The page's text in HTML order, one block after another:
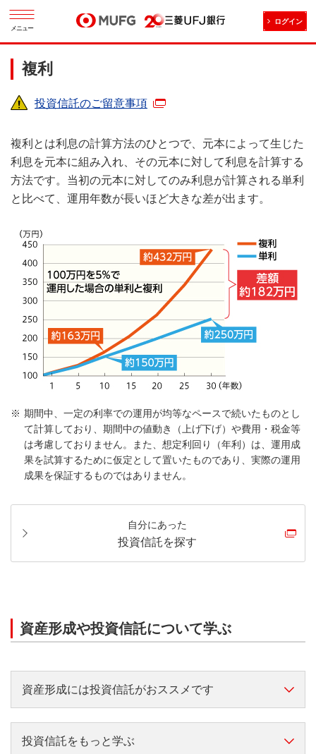
メニュー
ログイン
複利
投資信託のご留意事項
複利とは利息の計算方法のひとつで、元本によって生じた
利息を元本に組み入れ、その元本に対して利息を計算する
方法です。当初の元本に対してのみ利息が計算される単利
と比べて、運用年数が長いほど大きな差が出ます。
期間中、一定の利率での運用が均等なペースで続いたものとし
て計算しており、期間中の値動き（上げ下げ）や費用・税金等
は考慮しておりません。また、想定利回り（年利）は、運用成
果を試算するために仮定として置いたものであり、実際の運用
成果を保証するものではありません。
自分にあった
投資信託を探す
資産形成や投資信託について学ぶ
資産形成には投資信託がおススメです
投資信託をもっと学ぶ